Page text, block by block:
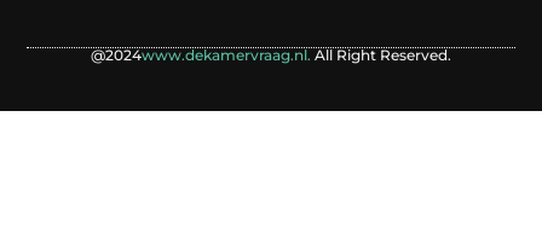
@2024www.dekamervraag.nl. All Right Reserved.